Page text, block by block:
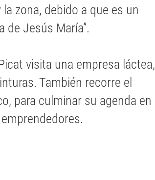
zona, debido a que es un
de Jesús María”.
visita una empresa láctea,
También recorre el
para culminar su agenda en